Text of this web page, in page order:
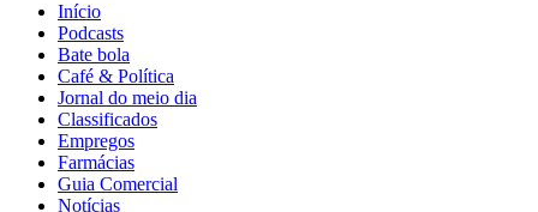
Início
Podcasts
Bate bola
Café & Política
Jornal do meio dia
Classificados
Empregos
Farmácias
Guia Comercial
Notícias